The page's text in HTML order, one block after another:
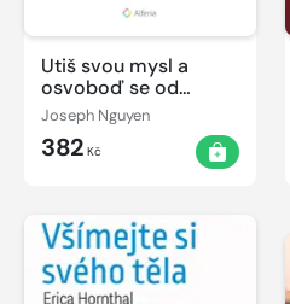
Utiš svou mysl a
osvoboď se od
úzkosti - deník a
pracovní sešit
Joseph Nguyen
382 Kč